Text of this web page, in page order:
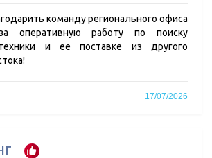
команду регионального офиса
оперативную работу по поиску
и ее поставке из другого
17/07/2026